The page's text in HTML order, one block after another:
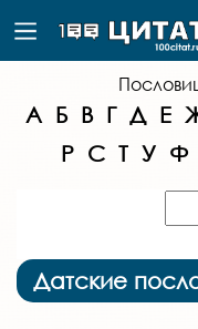
А Б В Г Д Е
Р С Т У Ф
Датские